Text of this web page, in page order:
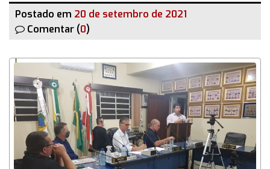
Postado em 20 de setembro de 2021
Comentar (0)